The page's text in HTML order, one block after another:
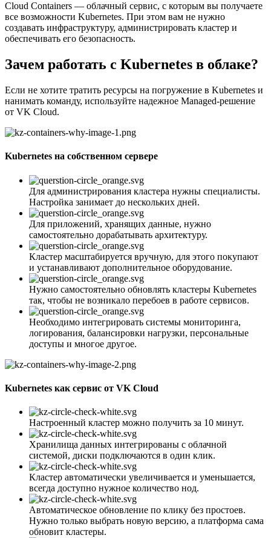
Cloud Containers — облачный сервис, с которым вы получаете
все возможности Kubernetes. При этом вам не нужно
создавать инфраструктуру, администрировать кластер и
обеспечивать его безопасность.
Зачем работать с Kubernetes в облаке?
Если не хотите тратить ресурсы на погружение в Kubernetes и
нанимать команду, используйте надежное Managed-решение
от VK Cloud.
Kubernetes на собственном сервере
Для администрирования кластера нужны специалисты.
Настройка занимает до нескольких дней.
Для приложений, хранящих данные, нужно
самостоятельно дорабатывать архитектуру.
Кластер масштабируется вручную, для этого покупают
и устанавливают дополнительное оборудование.
Нужно самостоятельно обновлять кластеры Kubernetes
так, чтобы не возникало перебоев в работе сервисов.
Необходимо интегрировать системы мониторинга,
логирования, балансировки нагрузки, персональные
доступы и многое другое.
Kubernetes как сервис от VK Cloud
Настроенный кластер можно получить за 10 минут.
Хранилища данных интегрированы с облачной
системой, диски подключаются в один клик.
Кластер автоматически увеличивается и уменьшается,
всегда доступно нужное количество нод.
Автоматическое обновление по клику без простоев.
Нужно только выбрать новую версию, а платформа сама
обновит кластеры.